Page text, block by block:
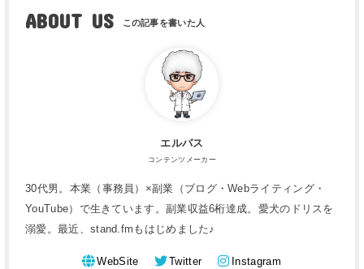
ABOUT US
エルバス
コンテンツメーカー
30代男。本業（事務員）×副業（ブログ・Webライティング・
YouTube）で生きています。副業収益6桁達成。愛犬のドリスを
溺愛。最近、stand.fmもはじめました♪
WebSite Twitter Instagram